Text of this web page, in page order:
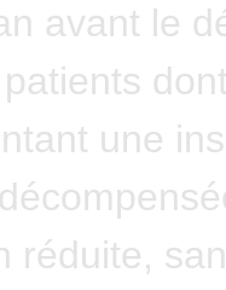
avant le
une
réduite,